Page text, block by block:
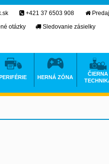
+421 37 6503 908
otázky
Sledovanie zásielky
HERNÁ ZÓNA
ČIERNA